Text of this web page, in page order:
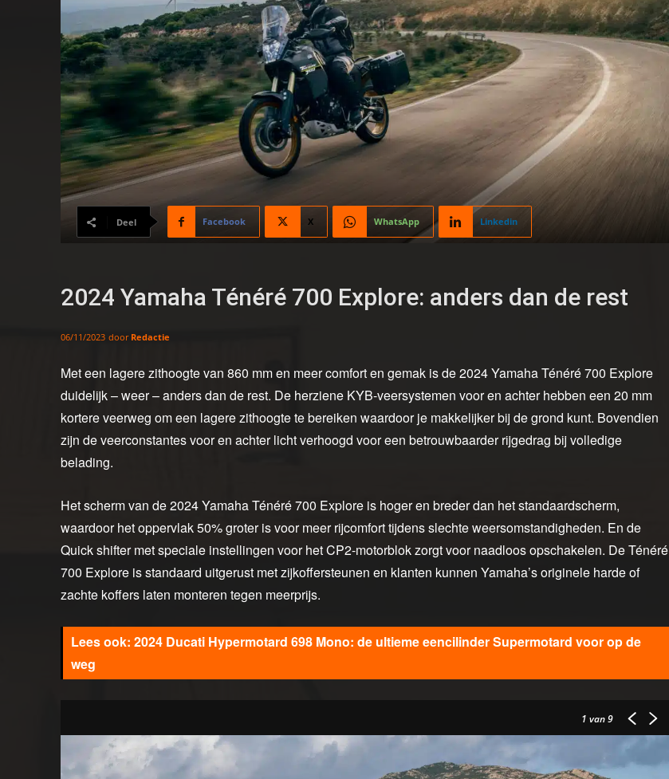
Deel Facebook X WhatsApp Linkedin
2024 Yamaha Ténéré 700 Explore: anders dan de rest
06/11/2023 door Redactie
Met een lagere zithoogte van 860 mm en meer comfort en gemak is de 2024 Yamaha Ténéré 700 Explore
duidelijk – weer – anders dan de rest. De herziene KYB-veersystemen voor en achter hebben een 20 mm
kortere veerweg om een lagere zithoogte te bereiken waardoor je makkelijker bij de grond kunt. Bovendien
zijn de veerconstantes voor en achter licht verhoogd voor een betrouwbaarder rijgedrag bij volledige
belading.
Het scherm van de 2024 Yamaha Ténéré 700 Explore is hoger en breder dan het standaardscherm,
waardoor het oppervlak 50% groter is voor meer rijcomfort tijdens slechte weersomstandigheden. En de
Quick shifter met speciale instellingen voor het CP2-motorblok zorgt voor naadloos opschakelen. De Ténéré
700 Explore is standaard uitgerust met zijkoffersteunen en klanten kunnen Yamaha’s originele harde of
zachte koffers laten monteren tegen meerprijs.
2024 Ducati Hypermotard 698 Mono: de ultieme eencilinder Supermotard voor op de
weg
1 van 9